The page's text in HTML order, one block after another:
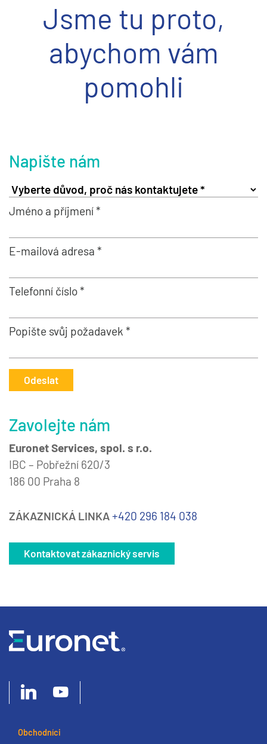
Jsme tu proto,
abychom vám
pomohli
Napište nám
Jméno a příjmení *
E-mailová adresa *
Telefonní číslo *
Popište svůj požadavek *
Odeslat
Zavolejte nám
Euronet Services, spol. s r.o.
IBC – Pobřežní 620/3
186 00 Praha 8
ZÁKAZNICKÁ LINKA+420 296 184 038
Kontaktovat zákaznický servis
Obchodníci